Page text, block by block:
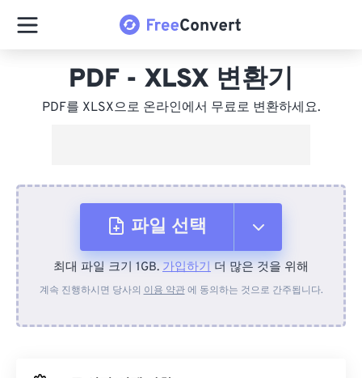
PDF - XLSX 변환기
PDF를 XLSX으로 온라인에서 무료로 변환하세요.
파일 선택
장치에서
최대 파일 크기 1GB. 가입하기 더 많은 것을 위해
계속 진행하시면 당사의 이용 약관에 동의하는 것으로 간주됩니다.